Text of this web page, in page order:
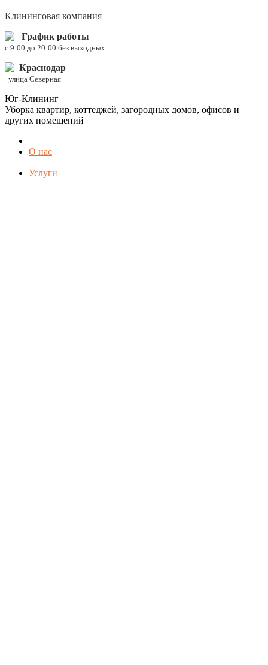
Клининговая компания
График работы
c 9:00 до 20:00 без выходных
Краснодар
улица Северная
Юг-Клининг
Уборка квартир, коттеджей, загородных домов, офисов и
других помещений
О нас
Услуги